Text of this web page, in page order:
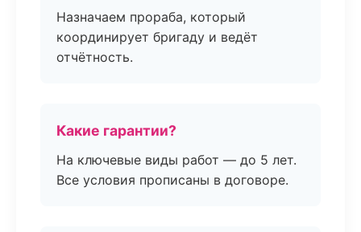
Назначаем прораба, который
координирует бригаду и ведёт
отчётность.
Какие гарантии?
На ключевые виды работ — до 5 лет.
Все условия прописаны в договоре.